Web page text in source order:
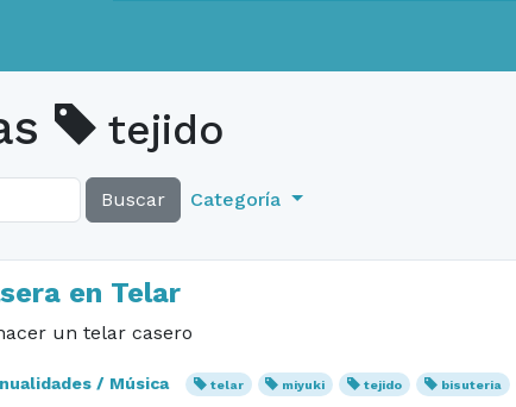
tejido
Buscar Categoría
en Telar
un telar casero
/ Música telar miyuki tejido bisuteria